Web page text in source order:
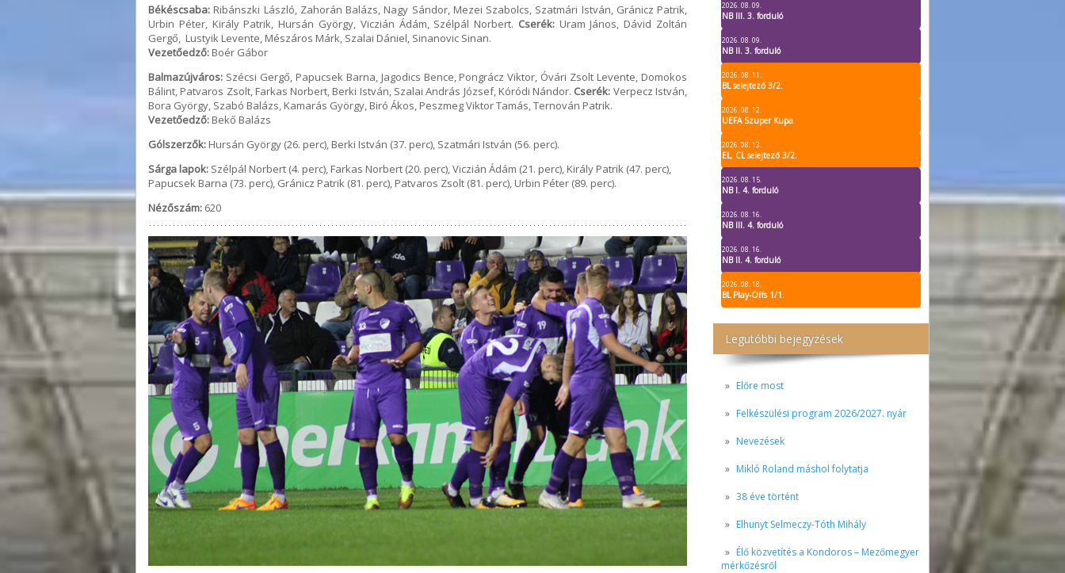
2026. 08. 09.
NB III. 3. forduló
2026. 08. 09.
NB II. 3. forduló
2026. 08. 11.
BL selejtező 3/2.
2026. 08. 12.
UEFA Szuper Kupa
2026. 08. 13.
EL, CL selejtező 3/2.
2026. 08. 15.
NB I. 4. forduló
2026. 08. 16.
NB III. 4. forduló
2026. 08. 16.
NB II. 4. forduló
2026. 08. 18.
BL Play-Offs 1/1.
Legutóbbi bejegyzések
Előre most
Felkészülési program 2026/2027. nyár
Nevezések
Mikló Roland máshol folytatja
38 éve történt
Elhunyt Selmeczy-Tóth Mihály
Élő közvetítés a Kondoros – Mezőmegyer
mérkőzésről
Békéscsaba: Ribánszki László, Zahorán Balázs, Nagy Sándor, Mezei Szabolcs, Szatmári István, Gránicz Patrik,
Urbin Péter, Király Patrik, Hursán György, Viczián Ádám, Szélpál Norbert. Cserék:Uram János, Dávid Zoltán
Gergő, Lustyik Levente, Mészáros Márk, Szalai Dániel, Sinanovic Sinan.
Vezetőedző: Boér Gábor
Balmazújváros: Szécsi Gergő, Papucsek Barna, Jagodics Bence, Pongrácz Viktor, Óvári Zsolt Levente, Domokos
Bálint, Patvaros Zsolt, Farkas Norbert, Berki István, Szalai András József, Kóródi Nándor. Cserék: Verpecz István,
Bora György, Szabó Balázs, Kamarás György, Biró Ákos, Peszmeg Viktor Tamás, Ternován Patrik.
Vezetőedző: Bekő Balázs
Gólszerzők: Hursán György (26. perc), Berki István (37. perc), Szatmári István (56. perc).
Sárga lapok: Szélpál Norbert (4. perc), Farkas Norbert (20. perc), Viczián Ádám (21. perc), Király Patrik (47. perc),
Papucsek Barna (73. perc), Gránicz Patrik (81. perc), Patvaros Zsolt (81. perc), Urbin Péter (89. perc).
Nézőszám: 620